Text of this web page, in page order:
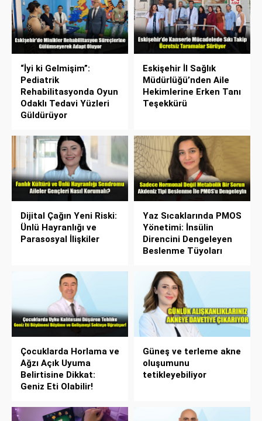
“İyi ki Gelmişim”:
Pediatrik
Rehabilitasyonda Oyun
Odaklı Tedavi Yüzleri
Güldürüyor
Eskişehir İl Sağlık
Müdürlüğü’nden Aile
Hekimlerine Erken Tanı
Teşekkürü
Dijital Çağın Yeni Riski:
Ünlü Hayranlığı ve
Parasosyal İlişkiler
Yaz Sıcaklarında PMOS
Yönetimi: İnsülin
Direncini Dengeleyen
Beslenme Tüyoları
Çocuklarda Horlama ve
Ağzı Açık Uyuma
Belirtisine Dikkat:
Geniz Eti Olabilir!
Güneş ve terleme akne
oluşumunu
tetikleyebiliyor